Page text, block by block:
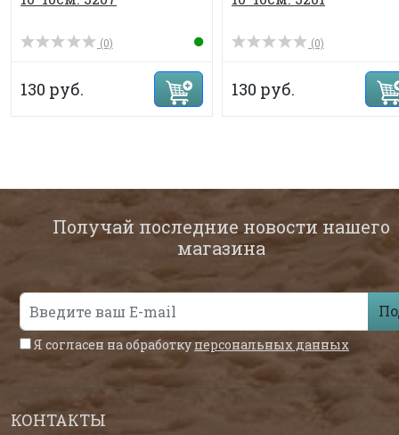
(0)
130 руб.
(0)
130 руб.
Получай последние новости нашего
магазина
Я согласен на обработку персональных данных
КОНТАКТЫ